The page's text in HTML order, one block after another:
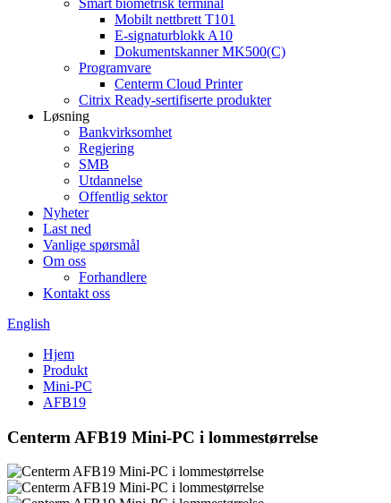
Smart biometrisk terminal
Mobilt nettbrett T101
E-signaturblokk A10
Dokumentskanner MK500(C)
Programvare
Centerm Cloud Printer
Citrix Ready-sertifiserte produkter
Løsning
Bankvirksomhet
Regjering
SMB
Utdannelse
Offentlig sektor
Nyheter
Last ned
Vanlige spørsmål
Om oss
Forhandlere
Kontakt oss
English
Hjem
Produkt
Mini-PC
AFB19
Centerm AFB19 Mini-PC i lommestørrelse